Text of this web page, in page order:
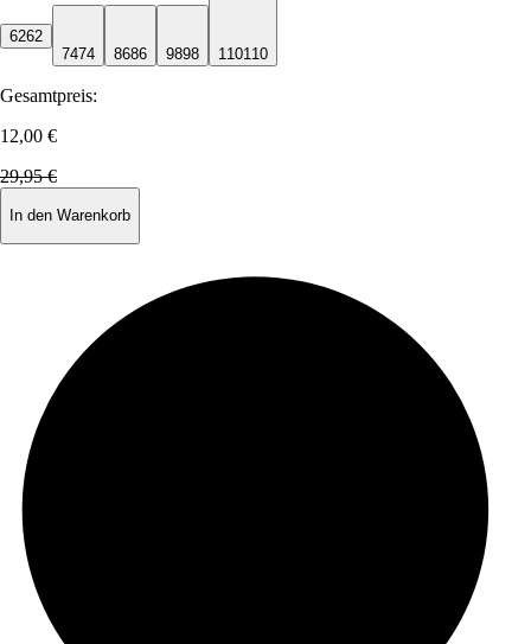
6262
7474 8686 9898 110110
Gesamtpreis:
12,00 €
29,95 €
In den Warenkorb